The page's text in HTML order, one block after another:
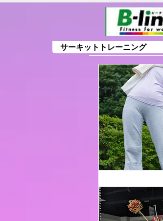
サーキットトレーニング